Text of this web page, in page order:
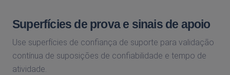
Superfícies de prova e sinais de apoio
Use superfícies de confiança de suporte para validação
contínua de suposições de confiabilidade e tempo de
atividade.